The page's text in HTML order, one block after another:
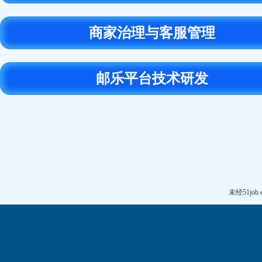
商家治理与客服管理
邮乐平台技术研发
未经